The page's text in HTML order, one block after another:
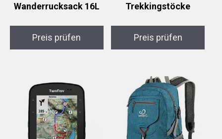
Wanderrucksack 16L
Preis prüfen
Trekkingstöcke
Preis prüfen